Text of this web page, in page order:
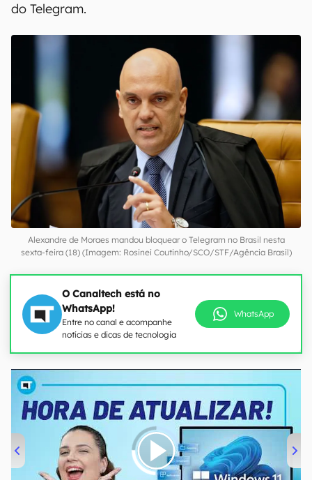
do Telegram.
Alexandre de Moraes mandou bloquear o Telegram no Brasil nesta
sexta-feira (18) (Imagem: Rosinei Coutinho/SCO/STF/Agência Brasil)
O Canaltech está no
WhatsApp!
Entre no canal e acompanhe
notícias e dicas de tecnologia
WhatsApp